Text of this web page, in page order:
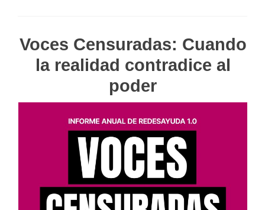
fue
detenida
por
twitter
Voces Censuradas: Cuando
la realidad contradice al
poder